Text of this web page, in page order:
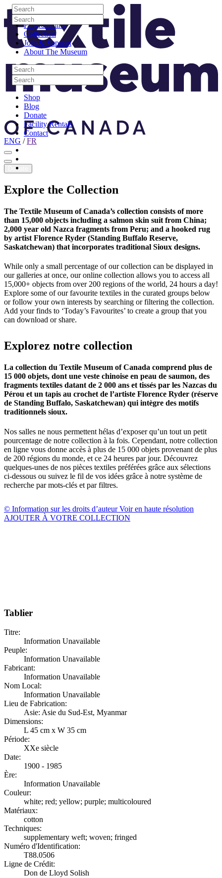
Skip to content
Visit
Programming
Collection
Join & Support
About The Museum
Search
Search
Search
Search
Shop
Blog
Donate
Facility Rentals
Contact
Youtube
Search
Search
Search
Search
Site Logo
ENG /FR
Donate
Explore the Collection
The Textile Museum of Canada’s collection consists of more
than 15,000 objects including a salmon skin suit from China;
2,000 year old Nazca fragments from Peru; and a hooked rug
by artist Florence Ryder (Standing Buffalo Reserve,
Saskatchewan) that incorporates traditional Sioux designs.
While only a small percentage of our collection can be displayed in
our galleries at once, our online collection allows you to access all
15,000+ objects from over 200 regions of the world, 24 hours a day!
Explore some of our favourite textiles in the curated groups below
or follow your own interests by searching or filtering the collection.
Add your finds to ‘Today’s Favourites’ to create a group that you
can download or share.
Explorez notre collection
La collection du Textile Museum of Canada comprend plus de
15 000 objets, dont une veste chinoise en peau de saumon, des
fragments textiles datant de 2 000 ans et tissés par les Nazcas du
Pérou et un tapis au crochet de l’artiste Florence Ryder (réserve
de Standing Buffalo, Saskatchewan) qui intègre des motifs
traditionnels sioux.
Nos salles ne nous permettent hélas d’exposer qu’un tout un petit
pourcentage de notre collection à la fois. Cependant, notre collection
en ligne vous donne accès à plus de 15 000 objets provenant de plus
de 200 régions du monde, et ce 24 heures par jour. Découvrez
quelques-unes de nos pièces textiles préférées grâce aux sélections
ci-dessous ou suivez le fil de vos idées grâce à notre système de
recherche par mots-clés et par filtres.
© Information sur les droits d’auteurVoir en haute résolution
AJOUTER À VOTRE COLLECTION
Tablier
Titre:
Information Unavailable
Peuple:
Information Unavailable
Fabricant:
Information Unavailable
Nom Local:
Information Unavailable
Lieu de Fabrication:
Asie: Asie du Sud-Est, Myanmar
Dimensions:
L 45 cm x W 35 cm
Période:
XXe siècle
Date:
1900 - 1985
Ère:
Information Unavailable
Couleur:
white; red; yellow; purple; multicoloured
Matériaux:
cotton
Techniques:
supplementary weft; woven; fringed
Numéro d'Identification:
T88.0506
Ligne de Crédit:
Don de Lloyd Solish